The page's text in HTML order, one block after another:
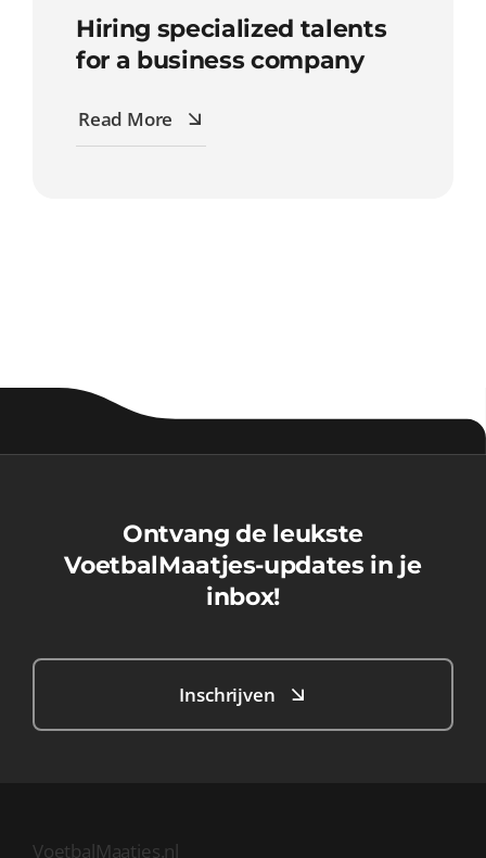
Hiring specialized talents
for a business company
Read More
Ontvang de leukste
VoetbalMaatjes-updates in je
inbox!
Inschrijven
VoetbalMaatjes.nl